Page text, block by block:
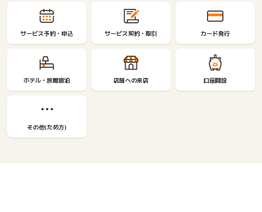
サービス予約・申込 サービス契約・取引 カード発行
ホテル・旅館宿泊 店舗への来店 口座開設
その他(ため方)